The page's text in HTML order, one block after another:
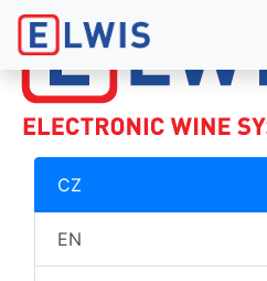
CZ
EN